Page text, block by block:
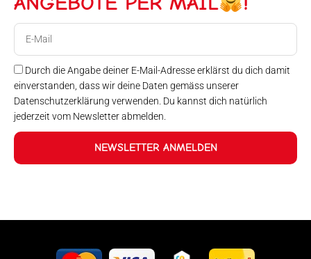
Durch die Angabe deiner E-Mail-Adresse erklärst du dich damit
einverstanden, dass wir deine Daten gemäss unserer
Datenschutzerklärung verwenden. Du kannst dich natürlich
jederzeit vom Newsletter abmelden.
NEWSLETTER ANMELDEN